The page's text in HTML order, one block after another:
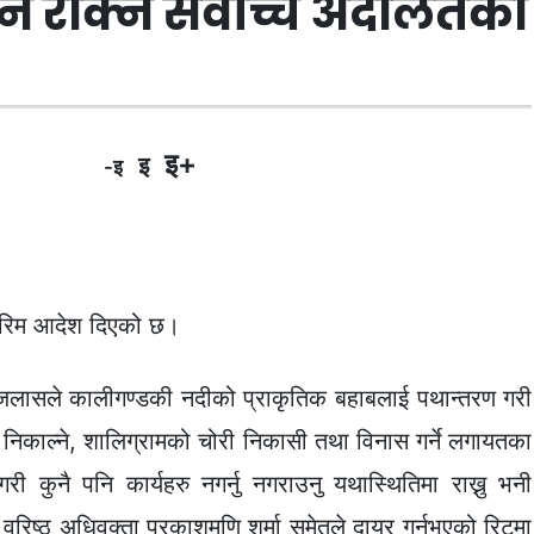
-इ इ इ+
आदेश दिएको छ।
कालीगण्डकी नदीको प्राकृतिक बहाबलाई पथान्तरण गरी
शालिग्रामको चोरी निकासी तथा विनास गर्ने लगायतका
कुनै पनि कार्यहरु नगर्नु नगराउनु यथास्थितिमा राख्नु भनी
अधिवक्ता प्रकाशमणि शर्मा समेतले दायर गर्नुभएको रिटमा